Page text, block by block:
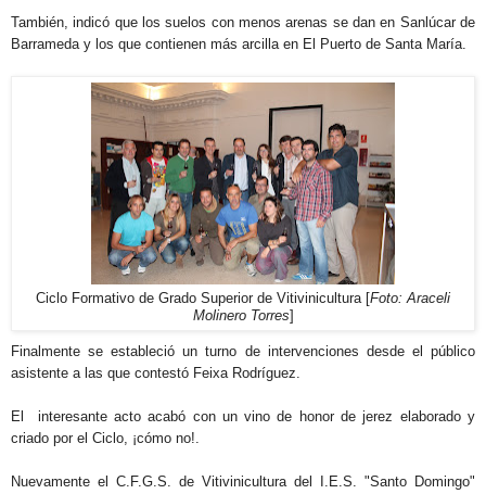
También, indicó que los suelos con menos arenas se dan en Sanlúcar de
Barrameda y los que contienen más arcilla en El Puerto de Santa María.
Ciclo Formativo de Grado Superior de Vitivinicultura [ Foto: Araceli
Molinero Torres
Finalmente se estableció un turno de intervenciones desde el público
asistente a las que contestó Feixa Rodríguez.
El interesante acto acabó con un vino de honor de jerez elaborado y
criado por el Ciclo, ¡cómo no!.
Nuevamente el C.F.G.S. de Vitivinicultura del I.E.S. "Santo Domingo"